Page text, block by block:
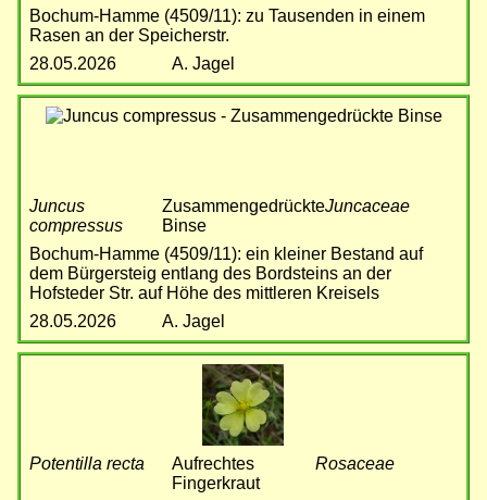
Bochum-Hamme (4509/11): zu Tausenden in einem
Rasen an der Speicherstr.
28.05.2026
A. Jagel
Bild
Juncus
compressus
Zusammengedrückte
Binse
Juncaceae
Bochum-Hamme (4509/11): ein kleiner Bestand auf
dem Bürgersteig entlang des Bordsteins an der
Hofsteder Str. auf Höhe des mittleren Kreisels
28.05.2026
A. Jagel
Potentilla recta
Aufrechtes
Fingerkraut
Rosaceae